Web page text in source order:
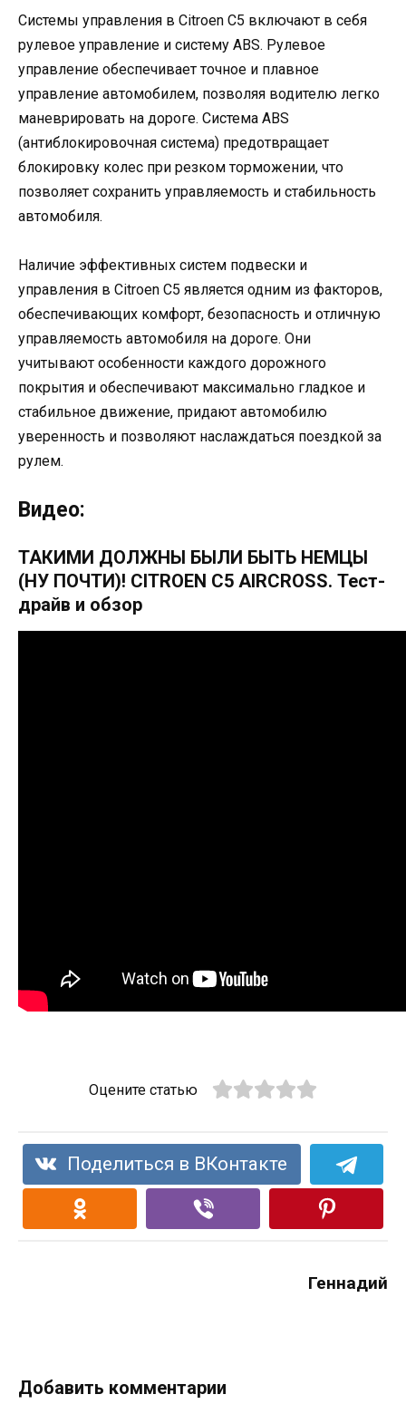
Системы управления в Citroen C5 включают в себя
рулевое управление и систему ABS. Рулевое
управление обеспечивает точное и плавное
управление автомобилем, позволяя водителю легко
маневрировать на дороге. Система ABS
(антиблокировочная система) предотвращает
блокировку колес при резком торможении, что
позволяет сохранить управляемость и стабильность
автомобиля.
Наличие эффективных систем подвески и
управления в Citroen C5 является одним из факторов,
обеспечивающих комфорт, безопасность и отличную
управляемость автомобиля на дороге. Они
учитывают особенности каждого дорожного
покрытия и обеспечивают максимально гладкое и
стабильное движение, придают автомобилю
уверенность и позволяют наслаждаться поездкой за
рулем.
Видео:
ТАКИМИ ДОЛЖНЫ БЫЛИ БЫТЬ НЕМЦЫ
(НУ ПОЧТИ)! CITROEN C5 AIRCROSS. Тест-
драйв и обзор
Оцените статью
Поделиться в ВКонтакте
Геннадий
Добавить комментарии